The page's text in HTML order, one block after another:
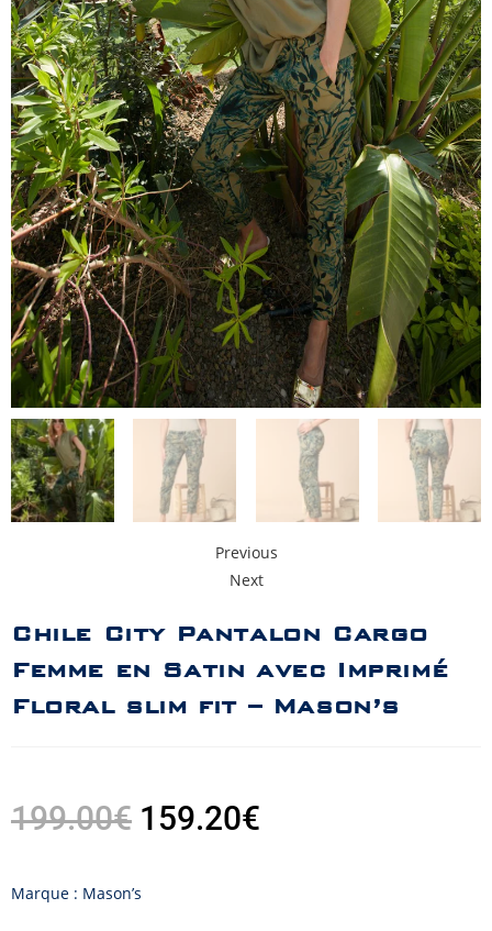
Previous
Next
Chile City Pantalon Cargo
Femme en Satin avec Imprimé
Floral slim fit – Mason’s
199.00€ 159.20€
Marque : Mason’s